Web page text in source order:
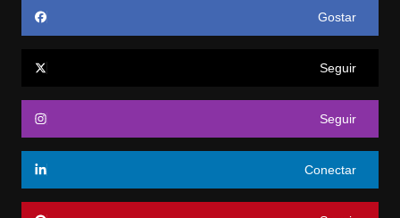
Gostar
Seguir
Seguir
Conectar